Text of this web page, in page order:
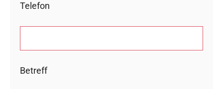
Telefon
Betreff